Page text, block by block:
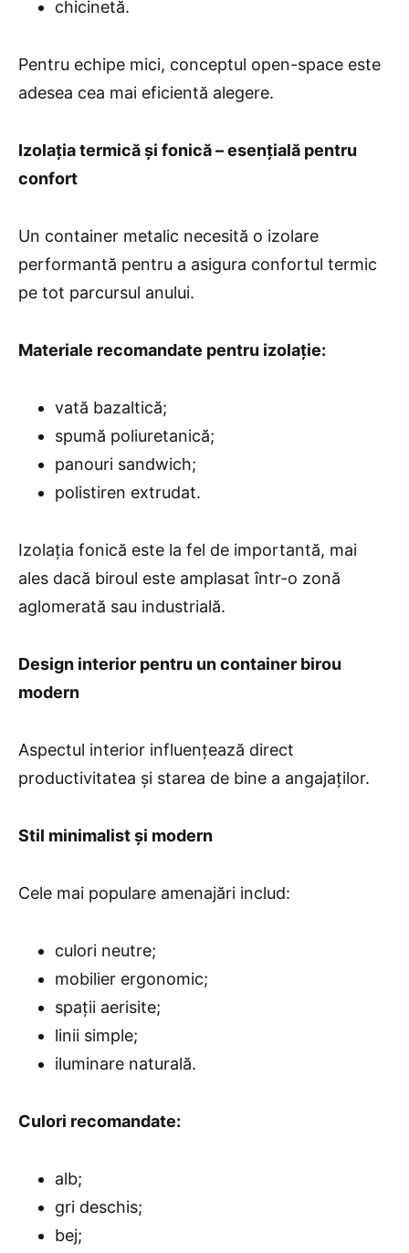
chicinetă.
Pentru echipe mici, conceptul open-space este
adesea cea mai eficientă alegere.
Izolația termică și fonică – esențială pentru
confort
Un container metalic necesită o izolare
performantă pentru a asigura confortul termic
pe tot parcursul anului.
Materiale recomandate pentru izolație:
vată bazaltică;
spumă poliuretanică;
panouri sandwich;
polistiren extrudat.
Izolația fonică este la fel de importantă, mai
ales dacă biroul este amplasat într-o zonă
aglomerată sau industrială.
Design interior pentru un container birou
modern
Aspectul interior influențează direct
productivitatea și starea de bine a angajaților.
Stil minimalist și modern
Cele mai populare amenajări includ:
culori neutre;
mobilier ergonomic;
spații aerisite;
linii simple;
iluminare naturală.
Culori recomandate:
alb;
gri deschis;
bej;